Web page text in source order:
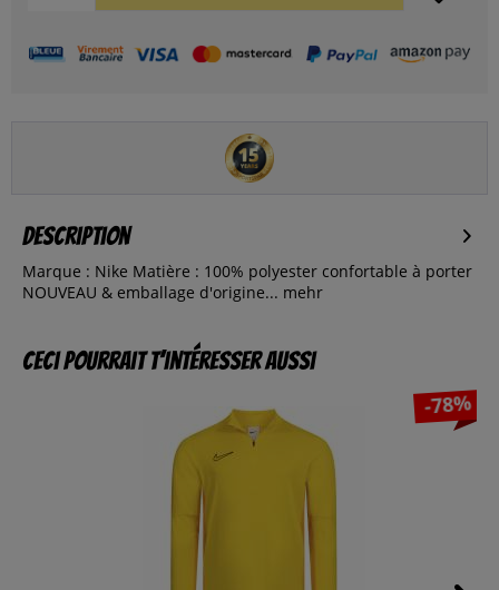
Description
Marque : Nike Matière : 100% polyester confortable à porter
NOUVEAU & emballage d'origine... mehr
Ceci pourrait t’intéresser aussi
-78%